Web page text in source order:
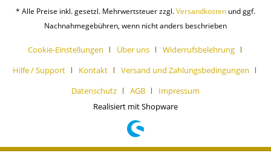
* Alle Preise inkl. gesetzl. Mehrwertsteuer zzgl.Versandkosten und ggf.
Nachnahmegebühren, wenn nicht anders beschrieben
Cookie-Einstellungen Über uns
Widerrufsbelehrung
Hilfe / Support
Kontakt
Versand und Zahlungsbedingungen
Datenschutz
AGB
Impressum
Realisiert mit Shopware